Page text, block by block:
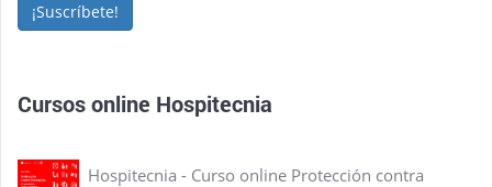
¡Suscríbete!
Cursos online Hospitecnia
Hospitecnia - Curso online Protección contra